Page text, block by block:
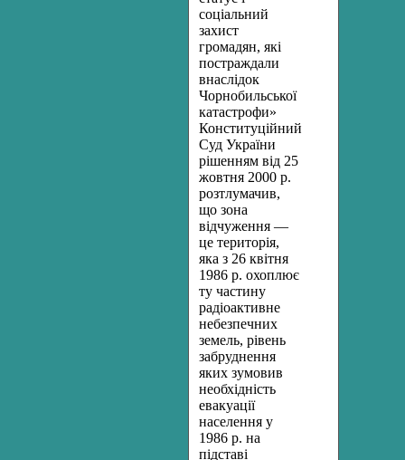
соціальний
захист
громадян, які
постраждали
внаслідок
Чорнобильської
катастрофи»
Конституційний
Суд України
рішенням від 25
жовтня 2000 р.
розтлумачив,
що зона
відчуження —
це територія,
яка з 26 квітня
1986 р. охоплює
ту частину
радіоактивне
небезпечних
земель, рівень
забруднення
яких зумовив
необхідність
евакуації
населення у
1986 р. на
підставі